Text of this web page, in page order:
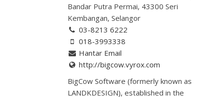
Bandar Putra Permai, 43300 Seri
Kembangan, Selangor
03-8213 6222
018-3993338
Hantar Email
http://bigcow.vyrox.com
BigCow Software (formerly known as
LANDKDESIGN), established in the